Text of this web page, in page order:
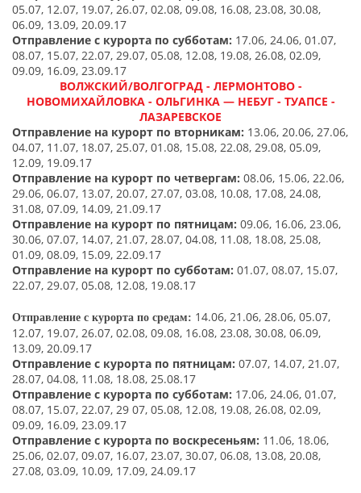
05.07, 12.07, 19.07, 26.07, 02.08, 09.08, 16.08, 23.08, 30.08,
06.09, 13.09, 20.09.17
Отправление с курорта по субботам: 17.06, 24.06, 01.07,
08.07, 15.07, 22.07, 29.07, 05.08, 12.08, 19.08, 26.08, 02.09,
09.09, 16.09, 23.09.17
ВОЛЖСКИЙ/ВОЛГОГРАД - ЛЕРМОНТОВО -
НОВОМИХАЙЛОВКА - ОЛЬГИНКА — НЕБУГ - ТУАПСЕ -
ЛАЗАРЕВСКОЕ
Отправление на курорт по вторникам: 13.06, 20.06, 27.06,
04.07, 11.07, 18.07, 25.07, 01.08, 15.08, 22.08, 29.08, 05.09,
12.09, 19.09.17
Отправление на курорт по четвергам: 08.06, 15.06, 22.06,
29.06, 06.07, 13.07, 20.07, 27.07, 03.08, 10.08, 17.08, 24.08,
31.08, 07.09, 14.09, 21.09.17
Отправление на курорт по пятницам: 09.06, 16.06, 23.06,
30.06, 07.07, 14.07, 21.07, 28.07, 04.08, 11.08, 18.08, 25.08,
01.09, 08.09, 15.09, 22.09.17
Отправление на курорт по субботам: 01.07, 08.07, 15.07,
22.07, 29.07, 05.08, 12.08, 19.08.17
Отправление с курорта по средам: 14.06, 21.06, 28.06, 05.07,
12.07, 19.07, 26.07, 02.08, 09.08, 16.08, 23.08, 30.08, 06.09,
13.09, 20.09.17
Отправление с курорта по пятницам: 07.07, 14.07, 21.07,
28.07, 04.08, 11.08, 18.08, 25.08.17
Отправление с курорта по субботам: 17.06, 24.06, 01.07,
08.07, 15.07, 22.07, 29 07, 05.08, 12.08, 19.08, 26.08, 02.09,
09.09, 16.09, 23.09.17
Отправление с курорта по воскресеньям: 11.06, 18.06,
25.06, 02.07, 09.07, 16.07, 23.07, 30.07, 06.08, 13.08, 20.08,
27.08, 03.09, 10.09, 17.09, 24.09.17